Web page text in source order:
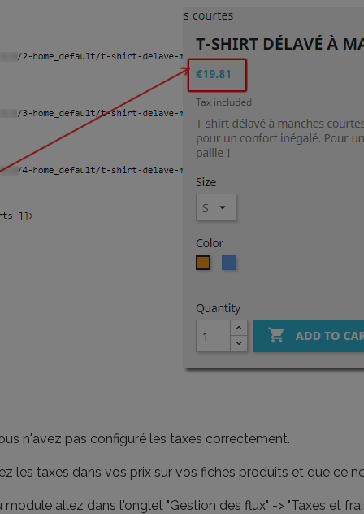
n'avez pas configuré les taxes correctement.
les taxes dans vos prix sur vos fiches produits et que ce
allez dans l'onglet "Gestion des flux" -> "Taxes et